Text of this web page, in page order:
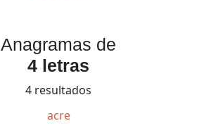
Anagramas de
4 letras
4 resultados
acre